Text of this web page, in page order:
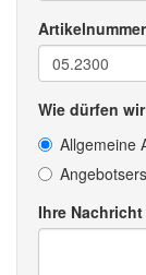
Artikelnummer
Wie dürfen
Allgemeine
Ihre